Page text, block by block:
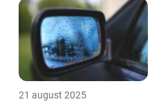
21 august 2025